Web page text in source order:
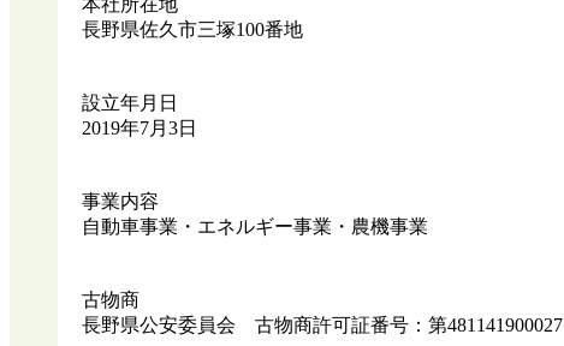
本社所在地
長野県佐久市三塚100番地
設立年月日
2019年7月3日
事業内容
自動車事業・エネルギー事業・農機事業
古物商
長野県公安委員会 古物商許可証番号：第481141900027